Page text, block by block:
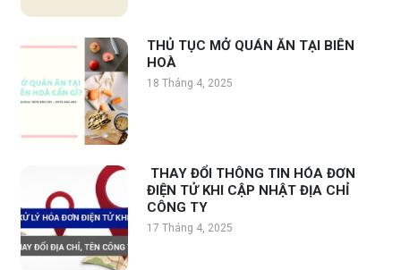
THỦ TỤC MỞ QUÁN ĂN TẠI BIÊN
HOÀ
18 Tháng 4, 2025
THAY ĐỔI THÔNG TIN HÓA ĐƠN
ĐIỆN TỬ KHI CẬP NHẬT ĐỊA CHỈ
CÔNG TY
17 Tháng 4, 2025